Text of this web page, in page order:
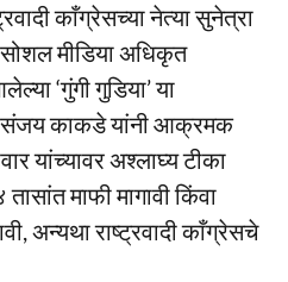
काँग्रेसच्या नेत्या सुनेत्रा
सोशल मीडिया अधिकृत
‘गुंगी गुडिया’ या
संजय काकडे यांनी आक्रमक
यांच्यावर अश्लाघ्य टीका
माफी मागावी किंवा
अन्यथा राष्ट्रवादी काँग्रेसचे